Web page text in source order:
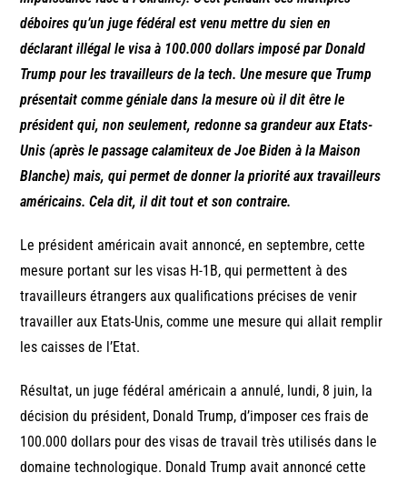
déboires qu’un juge fédéral est venu mettre du sien en
déclarant illégal le visa à 100.000 dollars imposé par Donald
Trump pour les travailleurs de la tech. Une mesure que Trump
présentait comme géniale dans la mesure où il dit être le
président qui, non seulement, redonne sa grandeur aux Etats-
Unis (après le passage calamiteux de Joe Biden à la Maison
Blanche) mais, qui permet de donner la priorité aux travailleurs
américains. Cela dit, il dit tout et son contraire.
Le président américain avait annoncé, en septembre, cette
mesure portant sur les visas H-1B, qui permettent à des
travailleurs étrangers aux qualifications précises de venir
travailler aux Etats-Unis, comme une mesure qui allait remplir
les caisses de l’Etat.
Résultat, un juge fédéral américain a annulé, lundi, 8 juin, la
décision du président, Donald Trump, d’imposer ces frais de
100.000 dollars pour des visas de travail très utilisés dans le
domaine technologique. Donald Trump avait annoncé cette